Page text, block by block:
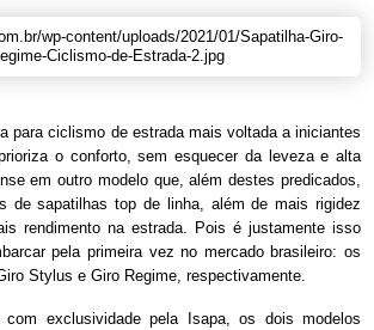
para ciclismo de estrada mais voltada a iniciantes
o conforto, sem esquecer da leveza e alta
em outro modelo que, além destes predicados,
de sapatilhas top de linha, além de mais rigidez
rendimento na estrada. Pois é justamente isso
pela primeira vez no mercado brasileiro: os
Stylus e Giro Regime, respectivamente.
com exclusividade pela Isapa, os dois modelos